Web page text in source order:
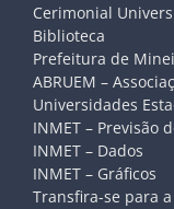
Cerimonial
Biblioteca
Prefeitura de
ABRUEM –
Universidades
INMET – Previsão
INMET – Dados
INMET – Gráficos
Transfira-se para a